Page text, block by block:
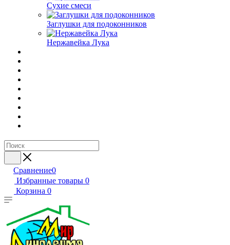
Сухие смеси
Заглушки для подоконников
Нержавейка Лука
Сравнение0
Избранные товары 0
Корзина 0